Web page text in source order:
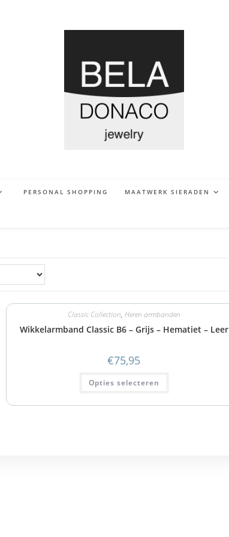
PERSONAL SHOPPING MAATWERK SIERADEN
Classic Collection, Heren armbanden
Wikkelarmband Classic B6 – Grijs – Hematiet – Leer
€75,95
Opties selecteren